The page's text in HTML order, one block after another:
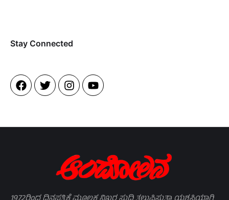
Stay Connected​